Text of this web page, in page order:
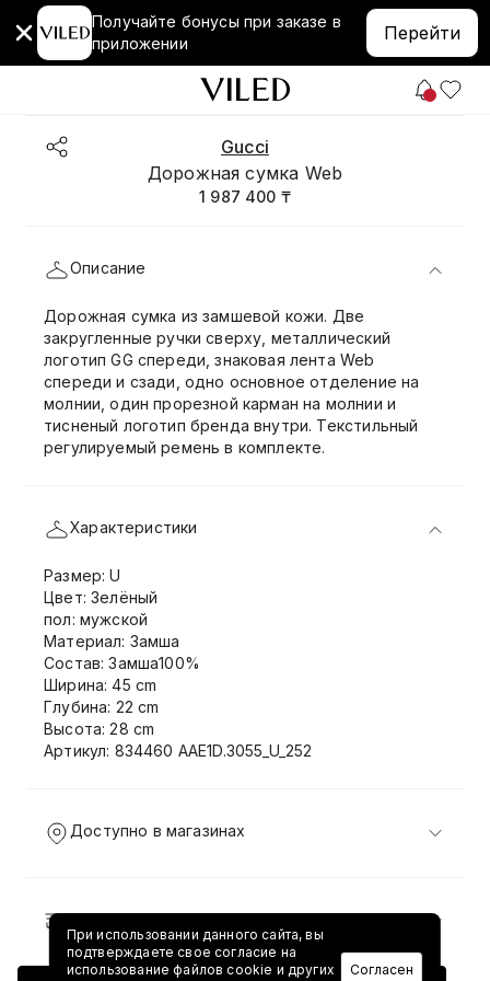
Получайте бонусы при заказе в
приложении
Перейти
Gucci
Дорожная сумка Web
1 987 400 ₸
Описание
Дорожная сумка из замшевой кожи. Две
закругленные ручки сверху, металлический
логотип GG спереди, знаковая лента Web
спереди и сзади, одно основное отделение на
молнии, один прорезной карман на молнии и
тисненый логотип бренда внутри. Текстильный
регулируемый ремень в комплекте.
Характеристики
Размер: U
Цвет: Зелёный
пол: мужской
Материал: Замша
Состав: Замша100%
Ширина: 45 cm
Глубина: 22 cm
Высота: 28 cm
Артикул: 834460 AAE1D.3055_U_252
Доступно в магазинах
Доставка и возврат
При использовании данного сайта, вы
подтверждаете свое согласие на
использование файлов cookie и других
Согласен